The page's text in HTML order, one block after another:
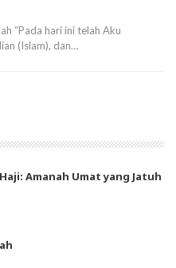
“Pada hari ini telah Aku
(Islam), dan…
Amanah Umat yang Jatuh